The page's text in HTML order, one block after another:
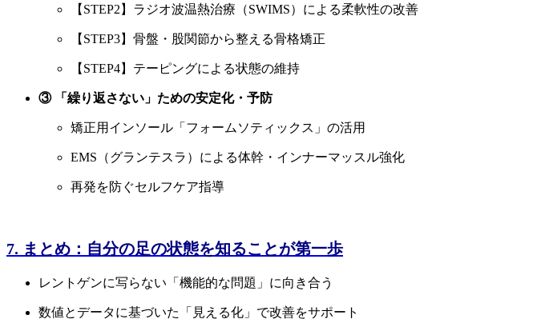
【STEP2】ラジオ波温熱治療（SWIMS）による柔軟性の改善
【STEP3】骨盤・股関節から整える骨格矯正
【STEP4】テーピングによる状態の維持
③ 「繰り返さない」ための安定化・予防
矯正用インソール「フォームソティックス」の活用
EMS（グランテスラ）による体幹・インナーマッスル強化
再発を防ぐセルフケア指導
7. まとめ：自分の足の状態を知ることが第一歩
レントゲンに写らない「機能的な問題」に向き合う
数値とデータに基づいた「見える化」で改善をサポート